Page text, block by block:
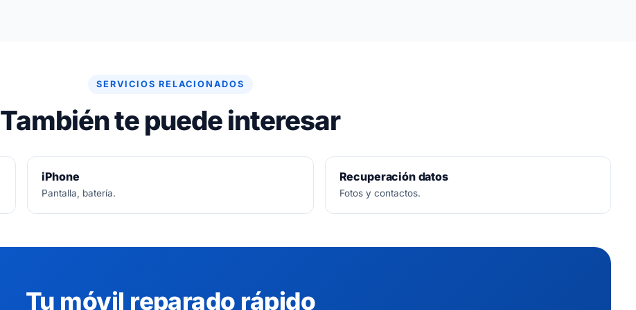
SERVICIOS RELACIONADOS
También te puede interesar
iPhone
Pantalla, batería.
Recuperación datos
Fotos y contactos.
Tu móvil reparado rápido